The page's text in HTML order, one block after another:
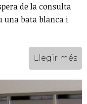
de la consulta
una bata blanca i
Llegir més